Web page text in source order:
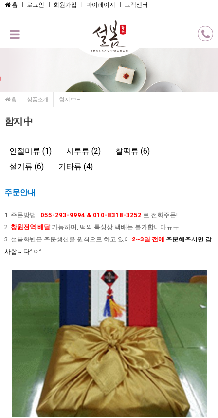
메인콘텐츠 바로가기
홈 로그인 회원가입 마이페이지 고객센터
홈 상품소개 함지 中
함지 中
인절미류 (1) 시루류 (2)
찰떡류 (6)
설기류 (6)
기타류 (4)
주문안내
1. 주문방법 : 055-293-9994 & 010-8318-3252 로 전화주문!
2. 창원전역 배달 가능하며, 떡의 특성상 택배는 불가합니다ㅠㅠ
3. 설봄화반은 주문생산을 원칙으로 하고 있어 2~3일 전에 주문해주시면 감
사합니다^ㅇ^